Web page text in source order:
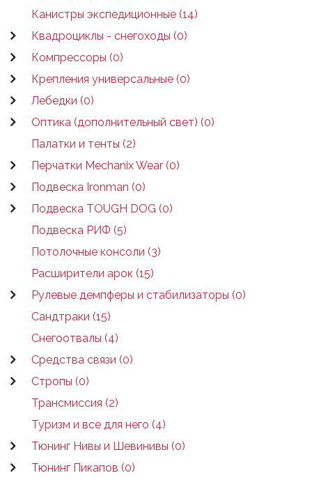
Канистры экспедиционные (14)
Квадроциклы - снегоходы (0)
Компрессоры (0)
Крепления универсальные (0)
Лебедки (0)
Оптика (дополнительный свет) (0)
Палатки и тенты (2)
Перчатки Mechanix Wear (0)
Подвеска Ironman (0)
Подвеска TOUGH DOG (0)
Подвеска РИФ (5)
Потолочные консоли (3)
Расширители арок (15)
Рулевые демпферы и стабилизаторы (0)
Сандтраки (15)
Снегоотвалы (4)
Средства связи (0)
Стропы (0)
Трансмиссия (2)
Туризм и все для него (4)
Тюнинг Нивы и Шевинивы (0)
Тюнинг Пикапов (0)